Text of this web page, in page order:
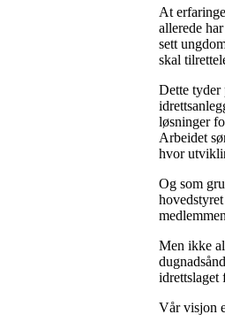
At
allerede
sett
skal
Dette tyder
løsninger
Arbeidet
hvor
Og som
Men ikke
idrettslaget
Vår visjon